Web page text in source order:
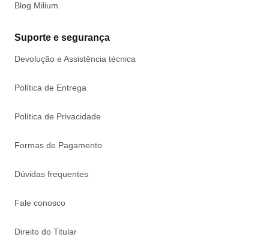
Blog Milium
Suporte e segurança
Devolução e Assistência técnica
Política de Entrega
Política de Privacidade
Formas de Pagamento
Dúvidas frequentes
Fale conosco
Direito do Titular